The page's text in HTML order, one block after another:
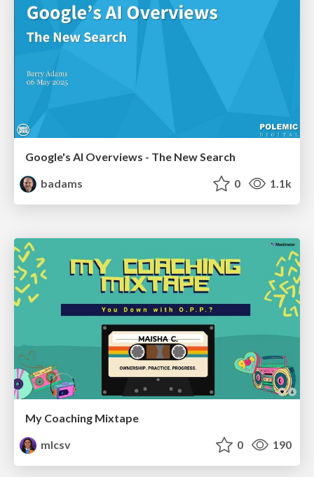
Google's AI Overviews - The New Search
badams
0 1.1k
My Coaching Mixtape
mlcsv
0 190